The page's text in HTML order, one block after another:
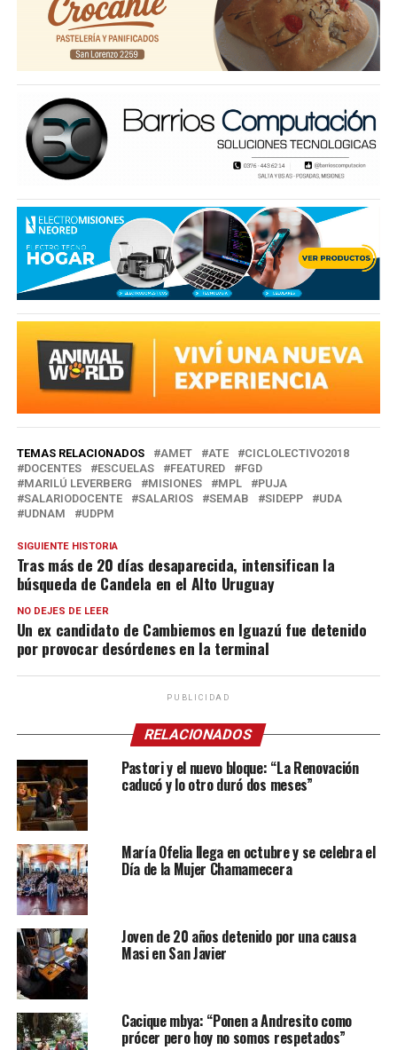
TEMAS RELACIONADOS AMET ATE
CICLOLECTIVO2018
DOCENTES
ESCUELAS FEATURED
FGD
MARILÚ LEVERBERG
MISIONES MPL
PUJA
SALARIODOCENTE
SALARIOS SEMAB SIDEPP
UDA
UDNAM
UDPM
SIGUIENTE HISTORIA
Tras más de 20 días desaparecida, intensifican la
búsqueda de Candela en el Alto Uruguay
NO DEJES DE LEER
Un ex candidato de Cambiemos en Iguazú fue detenido
por provocar desórdenes en la terminal
PUBLICIDAD
RELACIONADOS
Pastori y el nuevo bloque: “La Renovación
caducó y lo otro duró dos meses”
María Ofelia llega en octubre y se celebra el
Día de la Mujer Chamamecera
Joven de 20 años detenido por una causa
Masi en San Javier
Cacique mbya: “Ponen a Andresito como
prócer pero hoy no somos respetados”